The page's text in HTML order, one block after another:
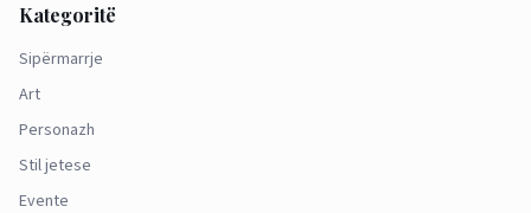
Kategoritë
Sipërmarrje
Art
Personazh
Stil jetese
Evente